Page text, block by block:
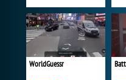
WorldGuessr